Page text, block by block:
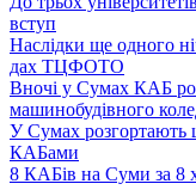
вступ
Наслідки ще одного
дах ТЦФОТО
Вночі у Сумах КАБ
машинобудівного
У Сумах розгортають
КАБами
8 КАБів на Суми за 8